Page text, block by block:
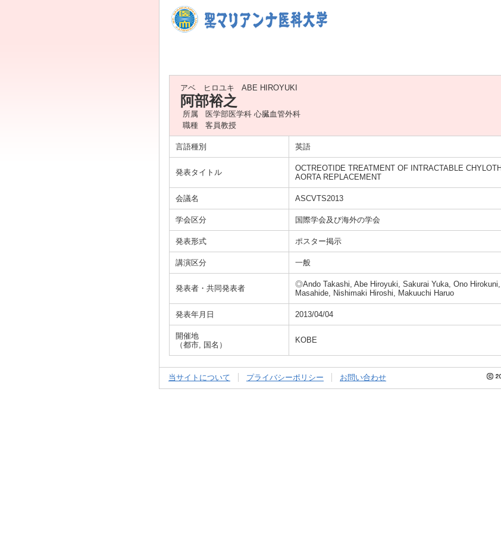
アベ ヒロユキ ABE HIROYUKI
阿部裕之
所属
医学部医学科 心臓血管外科
職種
客員教授
言語種別 英語
発表タイトル
OCTREOTIDE TREATMENT OF INTRACTABLE
AORTA REPLACEMENT
会議名 ASCVTS2013
学会区分 国際学会及び海外の学会
発表形式 ポスター掲示
講演区分 一般
発表者・共同発表者
◎Ando Takashi, Abe Hiroyuki, Sakurai Yuka, Ono
Masahide, Nishimaki Hiroshi, Makuuchi Haruo
発表年月日 2013/04/04
開催地
（都市, 国名）
KOBE
当サイトについて プライバシーポリシー お問い合わせ